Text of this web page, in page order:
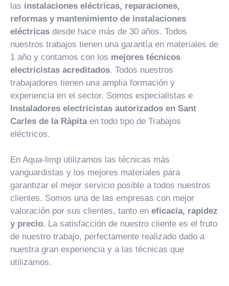
las instalaciones eléctricas, reparaciones,
reformas y mantenimiento de instalaciones
eléctricas desde hace más de 30 años. Todos
nuestros trabajos tienen una garantía en materiales de
1 año y contamos con los mejores técnicos
electricistas acreditados. Todos nuestros
trabajadores tienen una amplia formación y
experiencia en el sector. Somos especialistas e
Instaladores electricistas autorizados en Sant
Carles de la Ràpita en todo tipo de Trabajos
eléctricos.
En Aqua-limp utilizamos las técnicas más
vanguardistas y los mejores materiales para
garantizar el mejor servicio posible a todos nuestros
clientes. Somos una de las empresas con mejor
valoración por sus clientes, tanto en eficacia, rapidez
y precio. La satisfacción de nuestro cliente es el fruto
de nuestro trabajo, perfectamente realizado dado a
nuestra gran experiencia y a las técnicas que
utilizamos.